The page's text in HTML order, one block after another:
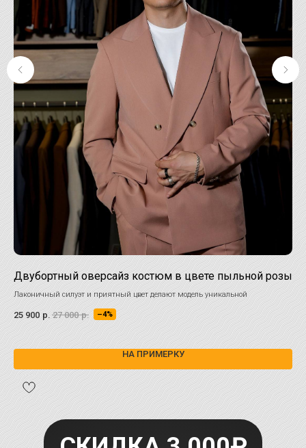
Двубортный оверсайз костюм в цвете пыльной розы
Лаконичный силуэт и приятный цвет делают модель уникальной
25 900 р. 27 000 р. –4%
НА ПРИМЕРКУ
30